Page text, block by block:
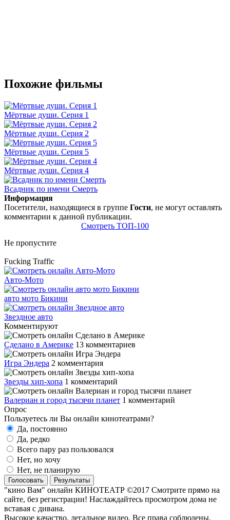
Похожие фильмы
Мёртвые души. Серия 1
Мёртвые души. Серия 2
Мёртвые души. Серия 5
Мёртвые души. Серия 4
Всадник по имени Смерть
Информация
Посетители, находящиеся в группе Гости, не могут оставлять
комментарии к данной публикации.
Смотреть ТОП-100
Не пропустите
Fucking Traffic
Авто-Мото
авто мото Бикини
Звездное авто
Комментируют
Сделано в Америке 13 комментариев
Игра Эндера 2 комментария
Звезды хип-хопа 1 комментарий
Валериан и город тысячи планет 1 комментарий
Опрос
Пользуетесь ли Вы онлайн кинотеатрами?
Да, постоянно
Да, редко
Всего пару раз пользовался
Нет, но хочу
Нет, не планирую
Голосовать Результаты
"кино Вам" онлайн КИНОТЕАТР ©2017 Смотрите прямо на
сайте, без регистрации! Наслаждайтесь просмотром дома не
вставая с дивана.
Высокое качаство, легальное видео. Все права соблюдены.